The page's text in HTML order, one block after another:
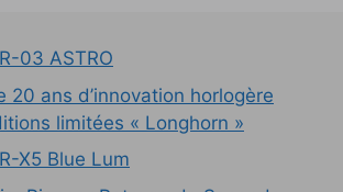
03 ASTRO
20 ans d’innovation horlogère
limitées « Longhorn »
X5 Blue Lum